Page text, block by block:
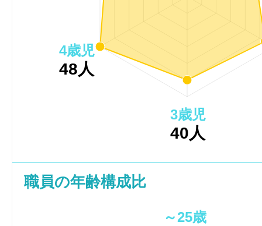
3歳児
40人
4歳児
48人
職員の年齢構成比
～25歳